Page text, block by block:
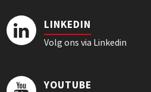
LINKEDIN
Volg ons via Linkedin
YOUTUBE